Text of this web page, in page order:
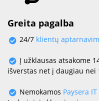
Greita pagalba
24/7 klientų
Į užklausas atsakome
išverstas net į daugiau nei
Nemokamos Paysera